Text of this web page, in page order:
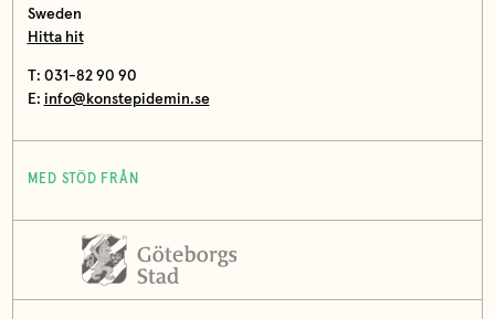
Sweden
Hitta hit
T: 031-82 90 90
E: info@konstepidemin.se
MED STÖD FRÅN